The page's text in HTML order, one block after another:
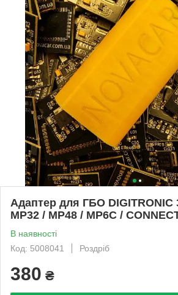
Адаптер для ГБО DIGITRONIC
MP32 / MP48 / MP6C /
В наявності
Код: 5008041
Роздріб
380 ₴